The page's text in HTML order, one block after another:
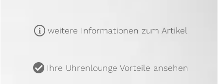
m weitere Informationen zum Artikel
u Ihre Uhrenlounge Vorteile ansehen